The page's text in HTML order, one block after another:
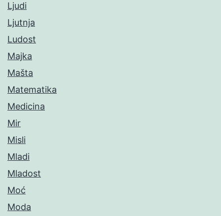
Ljudi
Ljutnja
Ludost
Majka
Mašta
Matematika
Medicina
Mir
Misli
Mladi
Mladost
Moć
Moda